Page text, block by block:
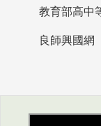
良師興國網